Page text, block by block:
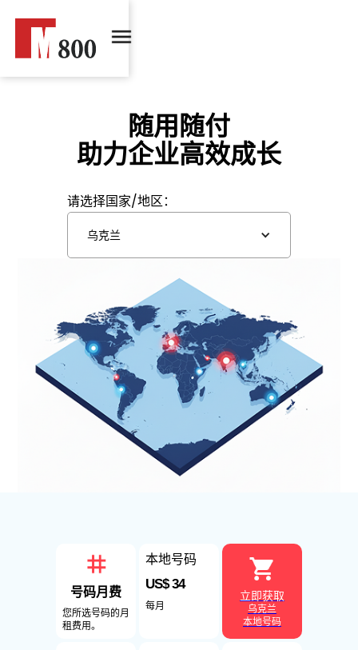
随用随付
助力企业高效成长
请选择国家/地区：
乌克兰
号码月费
您所选号码的月
租费用。
本地号码
US$ 34
每月
立即获取
乌克兰
本地号码